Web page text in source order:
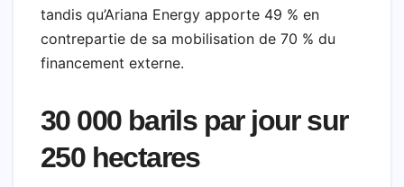
tandis qu’Ariana Energy apporte 49 % en
contrepartie de sa mobilisation de 70 % du
financement externe.
30 000 barils par jour sur
250 hectares